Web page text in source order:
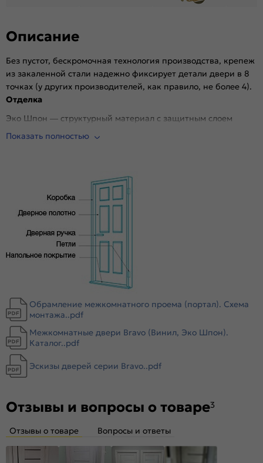
Описание
Без пустот, бескромочная технология производства, крепеж
из закаленной стали надежно фиксирует детали двери в 8
точках (у других производителей, как правило, не более 4).
Отделка
Эко Шпон — структурный материал с защитным слоем
Overlay, отличается высокой стойкостью к истиранию и
Magic Fog — белое сатинированное. Дешевое стекло с
пескоструйной обработкой не используем.
Показать полностью
Обрамление межкомнатного проема (портал). Схема
монтажа..pdf
Межкомнатные двери Bravo (Винил, Эко Шпон).
Каталог..pdf
Эскизы дверей серии Bravo..pdf
Отзывы и вопросы о товаре3
Отзывы о товаре Вопросы и ответы